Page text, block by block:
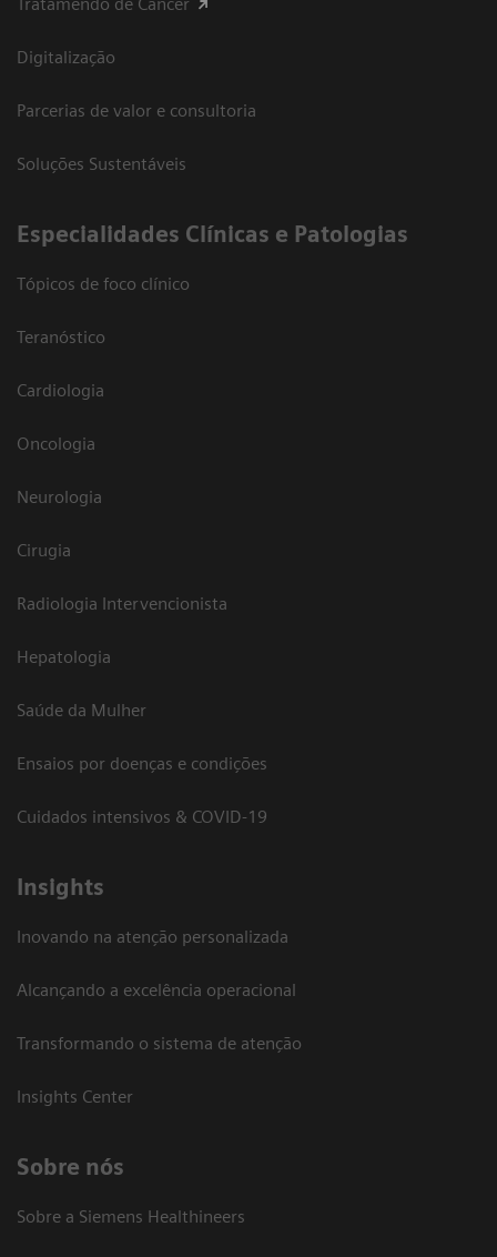
Digitalização
Parcerias de valor e consultoria
Soluções Sustentáveis
​Especialidades Clínicas e Patologias
Tópicos de foco clínico
Teranóstico
Cardiologia
Oncologia
Neurologia
Cirugia
Radiologia Intervencionista
Hepatologia
Saúde da Mulher
Ensaios por doenças e condições
Cuidados intensivos & COVID-19
Insights
Inovando na atenção personalizada
Alcançando a excelência operacional
Transformando o sistema de atenção
Insights Center
Sobre nós
Sobre a Siemens Healthineers